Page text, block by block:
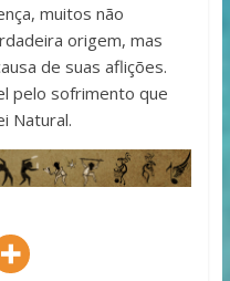
muitos não
origem, mas
de suas aflições.
pelo sofrimento que
Natural.